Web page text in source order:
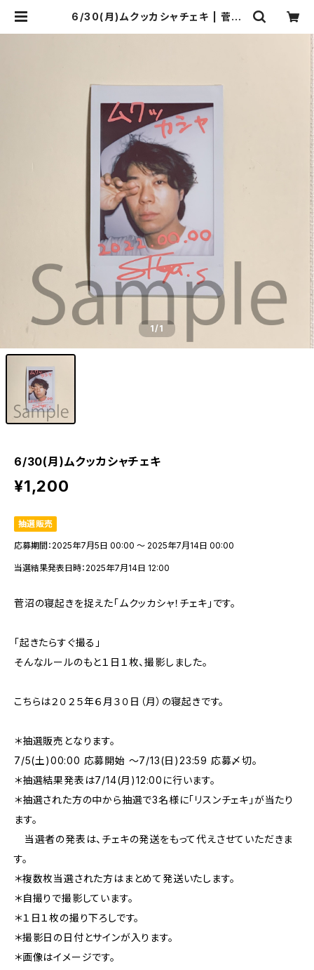
6/30(月)ムクッカシャチェキ | 菅沼
1/1
6/30(月)ムクッカシャチェキ
¥1,200
抽選販売
応募期間：2025年7月5日 00:00 〜 2025年7月14日 00:00
当選結果発表日時：2025年7月14日 12:00
菅沼の寝起きを捉えた「ムクッカシャ！チェキ」です。
「起きたらすぐ撮る」
そんなルールのもと１日１枚、撮影しました。
こちらは２０２５年６月３０日（月）の寝起きです。
＊抽選販売となります。
7/5(土)00:00 応募開始 〜7/13(日)23:59 応募〆切。
＊抽選結果発表は7/14(月)12:00に行います。
＊抽選された方の中から抽選で3名様に「リスンチェキ」が当たり
ます。
当選者の発表は、チェキの発送をもって代えさせていただきま
す。
＊複数枚当選された方はまとめて発送いたします。
＊自撮りで撮影しています。
＊１日１枚の撮り下ろしです。
＊撮影日の日付とサインが入ります。
＊画像はイメージです。